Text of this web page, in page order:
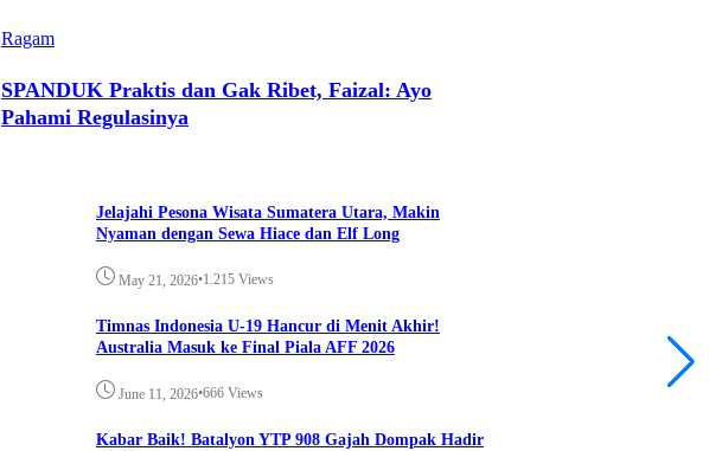
Ragam
SPANDUK Praktis dan Gak Ribet, Faizal: Ayo
Pahami Regulasinya
Jelajahi Pesona Wisata Sumatera Utara, Makin
Nyaman dengan Sewa Hiace dan Elf Long
May 21, 2026•1.215 Views
Timnas Indonesia U-19 Hancur di Menit Akhir!
Australia Masuk ke Final Piala AFF 2026
June 11, 2026•666 Views
Kabar Baik! Batalyon YTP 908 Gajah Dompak Hadir